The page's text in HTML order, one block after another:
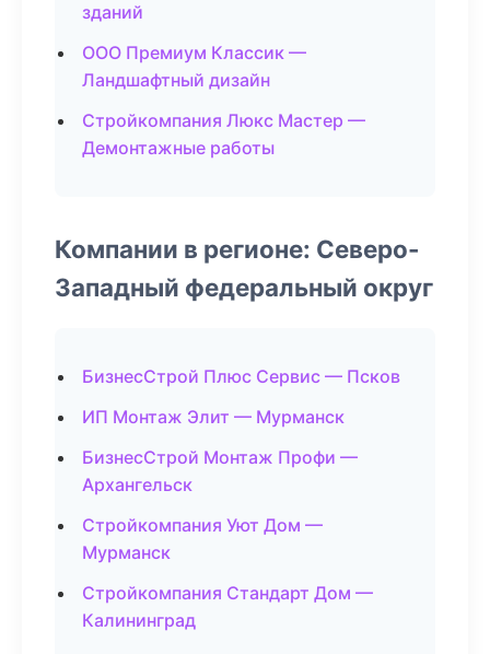
зданий
ООО Премиум Классик —
Ландшафтный дизайн
Стройкомпания Люкс Мастер —
Демонтажные работы
Компании в регионе: Северо-
Западный федеральный округ
БизнесСтрой Плюс Сервис — Псков
ИП Монтаж Элит — Мурманск
БизнесСтрой Монтаж Профи —
Архангельск
Стройкомпания Уют Дом —
Мурманск
Стройкомпания Стандарт Дом —
Калининград